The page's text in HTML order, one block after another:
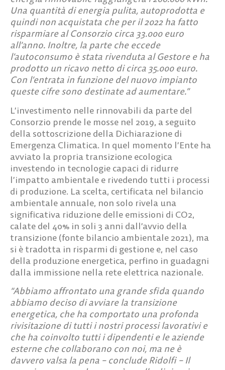
Una quantità di energia pulita, autoprodotta e
quindi non acquistata che per il 2022 ha fatto
risparmiare al Consorzio circa 33.000 euro
all’anno. Inoltre, la parte che eccede
l’autoconsumo è stata rivenduta al Gestore e ha
prodotto un ricavo netto di circa 35.000 euro.
Con l’entrata in funzione del nuovo impianto
queste cifre sono destinate ad aumentare.”
L’investimento nelle rinnovabili da parte del
Consorzio prende le mosse nel 2019, a seguito
della sottoscrizione della Dichiarazione di
Emergenza Climatica. In quel momento l’Ente ha
avviato la propria transizione ecologica
investendo in tecnologie capaci di ridurre
l’impatto ambientale e rivedendo tutti i processi
di produzione. La scelta, certificata nel bilancio
ambientale annuale, non solo rivela una
significativa riduzione delle emissioni di CO2,
calate del 40% in soli 3 anni dall’avvio della
transizione (fonte bilancio ambientale 2021), ma
si è tradotta in risparmi di gestione e, nel caso
della produzione energetica, perfino in guadagni
dalla immissione nella rete elettrica nazionale.
“Abbiamo affrontato una grande sfida quando
abbiamo deciso di avviare la transizione
energetica, che ha comportato una profonda
rivisitazione di tutti i nostri processi lavorativi e
che ha coinvolto tutti i dipendenti e le aziende
esterne che collaborano con noi, ma ne è
davvero valsa la pena – conclude Ridolfi – Il